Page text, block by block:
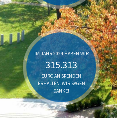
IM JAHR 2024 HABEN WIR
315.313
EURO AN SPENDEN
ERHALTEN. WIR SAGEN
DANKE!